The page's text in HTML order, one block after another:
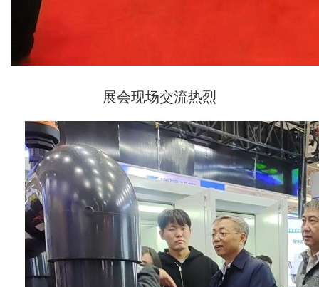
展会现场交流热烈